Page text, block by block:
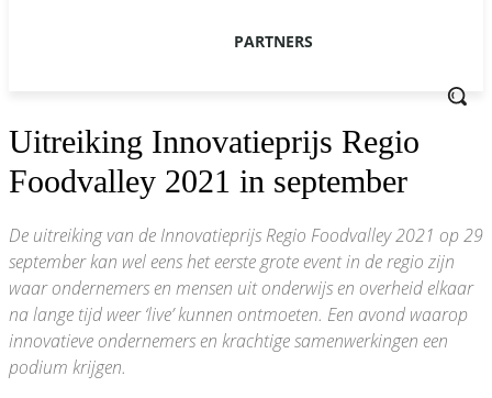
PARTNERS
Uitreiking Innovatieprijs Regio
Foodvalley 2021 in september
De uitreiking van de Innovatieprijs Regio Foodvalley 2021 op 29
september kan wel eens het eerste grote event in de regio zijn
waar ondernemers en mensen uit onderwijs en overheid elkaar
na lange tijd weer ‘live’ kunnen ontmoeten. Een avond waarop
innovatieve ondernemers en krachtige samenwerkingen een
podium krijgen.